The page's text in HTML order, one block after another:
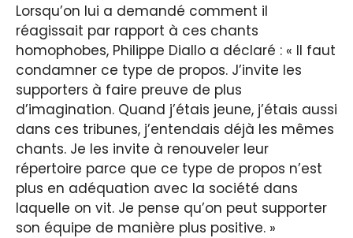
Lorsqu’on lui a demandé comment il
réagissait par rapport à ces chants
homophobes, Philippe Diallo a déclaré : « Il faut
condamner ce type de propos. J’invite les
supporters à faire preuve de plus
d’imagination. Quand j’étais jeune, j’étais aussi
dans ces tribunes, j’entendais déjà les mêmes
chants. Je les invite à renouveler leur
répertoire parce que ce type de propos n’est
plus en adéquation avec la société dans
laquelle on vit. Je pense qu’on peut supporter
son équipe de manière plus positive. »